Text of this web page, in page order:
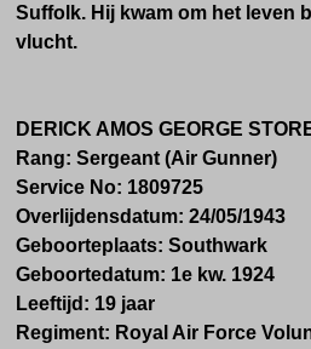
Suffolk. Hij kwam om het leven
vlucht.
DERICK AMOS GEORGE
Rang: Sergeant (Air Gunner)
Service No: 1809725
Overlijdensdatum: 24/05/1943
Geboorteplaats: Southwark
Geboortedatum: 1e kw. 1924
Leeftijd: 19 jaar
Regiment: Royal Air Force